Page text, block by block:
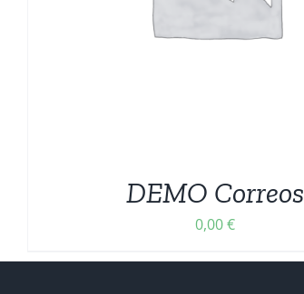
DEMO Correos
0,00€